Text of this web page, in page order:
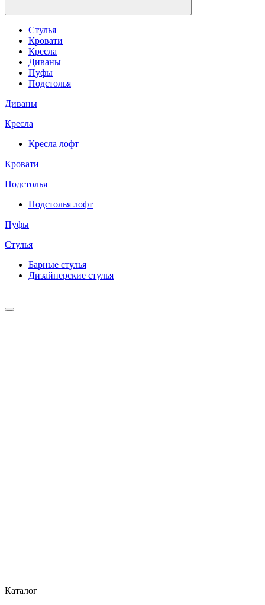
Стулья
Кровати
Кресла
Диваны
Пуфы
Подстолья
Диваны
Кресла
Кресла лофт
Кровати
Подстолья
Подстолья лофт
Пуфы
Стулья
Барные cтулья
Дизайнерские cтулья
Каталог